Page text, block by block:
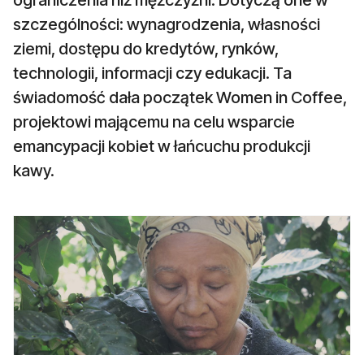
szczególności: wynagrodzenia, własności
ziemi, dostępu do kredytów, rynków,
technologii, informacji czy edukacji. Ta
świadomość dała początek Women in Coffee,
projektowi mającemu na celu wsparcie
emancypacji kobiet w łańcuchu produkcji
kawy.